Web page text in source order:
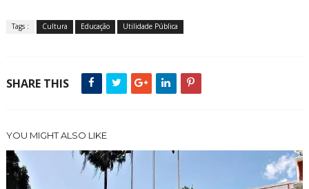
Tags : Cultura Educação Utilidade Pública
SHARE THIS
YOU MIGHT ALSO LIKE